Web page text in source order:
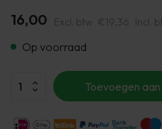
16,00 Excl. btw €19,36 Incl.
Op voorraad
Toevoegen